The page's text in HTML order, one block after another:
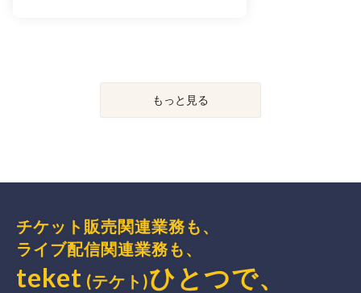
もっと見る
チケット販売関連業務も、
ライブ配信関連業務も、
teket (テケト)ひとつで、